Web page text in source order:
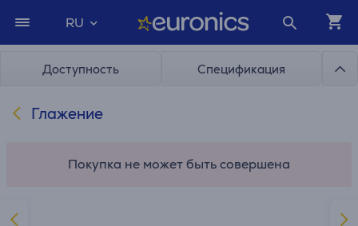
RU
Доступность Спецификация
Глажение
Покупка не может быть совершена